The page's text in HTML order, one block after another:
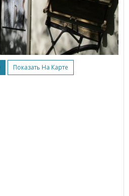
Показать На Карте